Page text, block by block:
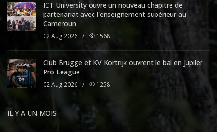
ICT University ouvre un nouveau chapitre de
partenariat avec l'enseignement supérieur au
Cameroun
02 Aug 2026 / 1568
Club Brugge et KV Kortrijk ouvrent le bal en Jupiler
Pro League
02 Aug 2026 / 1258
IL Y A UN MOIS